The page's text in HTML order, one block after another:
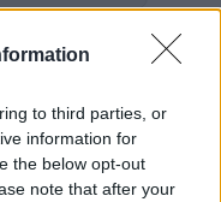
to third parties, or
information for
the below opt-out
note that after your
ήταν η βραδιά
σόου των
από αρκετές